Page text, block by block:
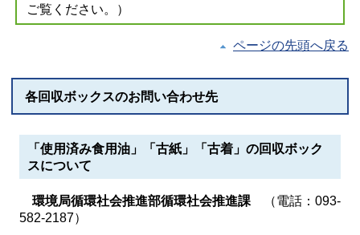
ご覧ください。）
ページの先頭へ戻る
各回収ボックスのお問い合わせ先
「使用済み食用油」「古紙」「古着」の回収ボック
スについて
環境局循環社会推進部循環社会推進課
（電話：093-
582-2187）